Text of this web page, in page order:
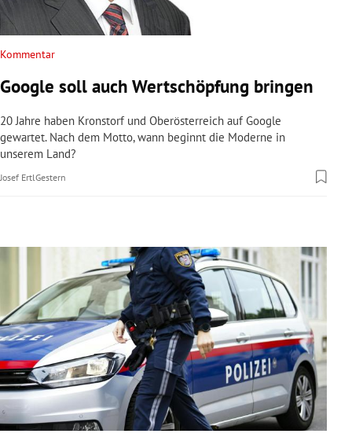
Untermenü
Untermenü
Untermenü
Untermenü
Untermenü
Untermenü
Untermenü
Kommentar
Google soll auch Wertschöpfung bringen
20 Jahre haben Kronstorf und Oberösterreich auf Google
gewartet. Nach dem Motto, wann beginnt die Moderne in
unserem Land?
Josef ErtlGestern